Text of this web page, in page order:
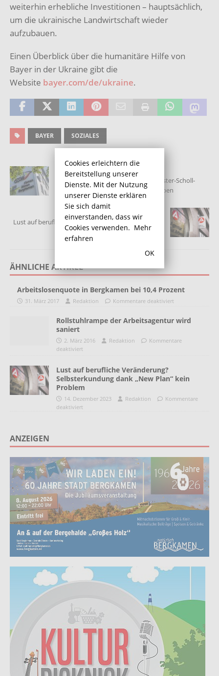
weiterhin erhebliche Investitionen – hauptsächlich,
um die ukrainische Landwirtschaft wieder
aufzubauen.
Einen Überblick über die humanitäre Hilfe von
Bayer in der Ukraine gibt die
Website bayer.com/de/ukraine.
BAYER SOZIALES
VORHERIGER
Wasserversorgung rund um Geschwister-Scholl-
Straße gestört: Der Schaden ist behoben
Lust auf berufliche Veränderung?: Selbsterkundung
dank „New Plan“ kein Problem
ÄHNLICHE ARTIKEL
Arbeitslosenquote in Bergkamen bei 10,4 Prozent
31. März 2017 Redaktion Kommentare deaktiviert
Rollstuhlrampe der Arbeitsagentur wird
saniert
2. März 2016 Redaktion
Kommentare
deaktiviert
Lust auf berufliche Veränderung?
Selbsterkundung dank „New Plan“ kein
Problem
14. Dezember 2023 Redaktion
Kommentare
deaktiviert
ANZEIGEN
Cookies erleichtern die
Bereitstellung unserer
Dienste. Mit der Nutzung
unserer Dienste erklären
Sie sich damit
einverstanden, dass wir
Cookies verwenden. Mehr
erfahren
OK